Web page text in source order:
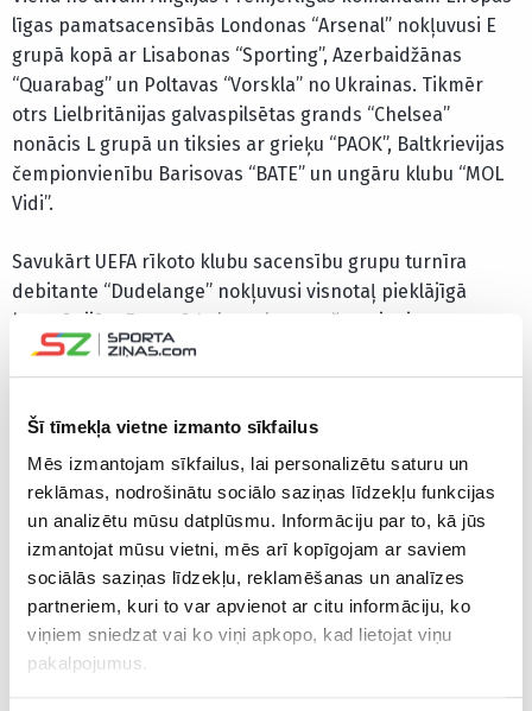
Šī tīmekļa vietne izmanto sīkfailus
Mēs izmantojam sīkfailus, lai personalizētu saturu un
reklāmas, nodrošinātu sociālo saziņas līdzekļu funkcijas
un analizētu mūsu datplūsmu. Informāciju par to, kā jūs
izmantojat mūsu vietni, mēs arī kopīgojam ar saviem
sociālās saziņas līdzekļu, reklamēšanas un analīzes
partneriem, kuri to var apvienot ar citu informāciju, ko
viņiem sniedzat vai ko viņi apkopo, kad lietojat viņu
pakalpojumus.
līgas pamatsacensībās Londonas “Arsenal” nokļuvusi E
grupā kopā ar Lisabonas “Sporting”, Azerbaidžānas
“Quarabag” un Poltavas “Vorskla” no Ukrainas. Tikmēr
otrs Lielbritānijas galvaspilsētas grands “Chelsea”
nonācis L grupā un tiksies ar grieķu “PAOK”, Baltkrievijas
čempionvienību Barisovas “BATE” un ungāru klubu “MOL
Vidi”.
Savukārt UEFA rīkoto klubu sacensību grupu turnīra
debitante “Dudelange” nokļuvusi visnotaļ pieklājīgā
kompānijā – F grupā Luksemburgas čempioniem
kompāniju sastādīs Pirejas “Olympiacos”, Itālijas “AC
Milan” un spāņu “Real Betis”.
UEFA Eiropas līgas pamatturnīrs sāksies 20. septembrī un
ilgs līdz 13.decembrim, katras grupas divām labākajām
komandām iekļūstot izslēgšanas turnīrā.
Iepriekš ceturtdien neveiksmi UEFA Eiropas līgas
kvalifikācijas izšķirošajā – “pay-off” – kārtā piedzīvoja
Latvijas izlases aizsarga Vitālija Maksimenko pārstāvētā
Slovēnijas čempione Ļubļanas “Olimpija”.